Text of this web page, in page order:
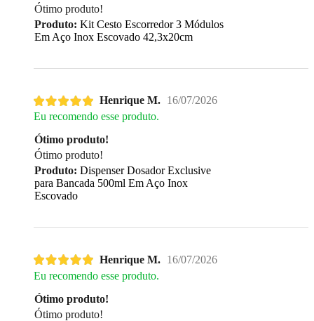
Ótimo produto!
Produto: Kit Cesto Escorredor 3 Módulos
Em Aço Inox Escovado 42,3x20cm
Henrique M. 16/07/2026
Eu recomendo esse produto.
Ótimo produto!
Ótimo produto!
Produto: Dispenser Dosador Exclusive
para Bancada 500ml Em Aço Inox
Escovado
Henrique M. 16/07/2026
Eu recomendo esse produto.
Ótimo produto!
Ótimo produto!